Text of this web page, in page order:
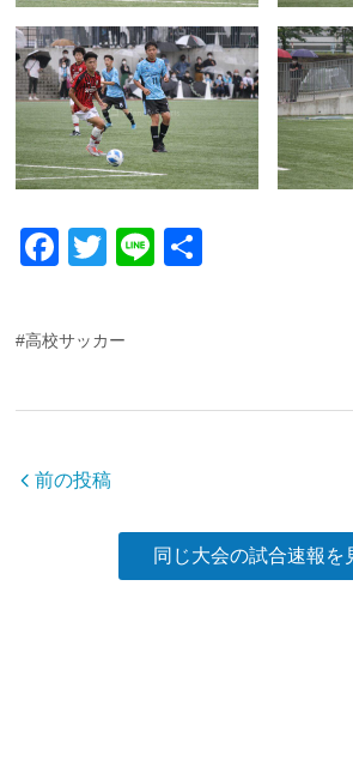
F
c
e
b
o
T
er
Li 共
#高校サッカー
前の投稿
同じ大会の試合速報を